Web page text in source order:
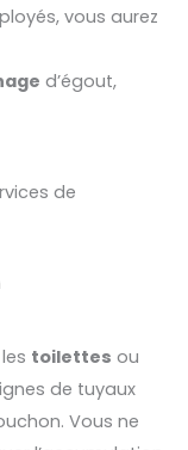
vous aurez
d’égout,
de
toilettes ou
de tuyaux
Vous ne